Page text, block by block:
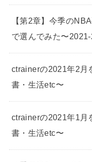
【第2章】今季の
で選んでみた〜
ctrainerの2021年2月
書・生活etc〜
ctrainerの2021年1月
書・生活etc〜